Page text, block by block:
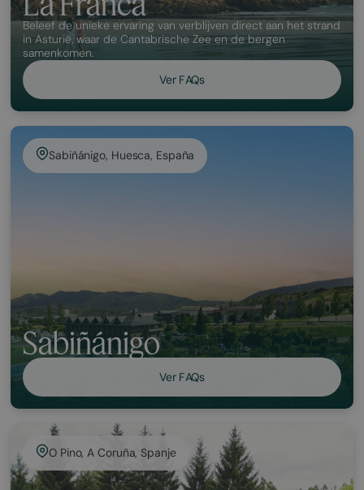
Beleef de unieke ervaring van verblijven direct aan het strand
in Asturië, waar de Cantabrische Zee en de bergen
samenkomen.
Ver FAQs
Sabiñánigo, Huesca, España
Sabiñánigo
Ver FAQs
O Pino, A Coruña, Spanje